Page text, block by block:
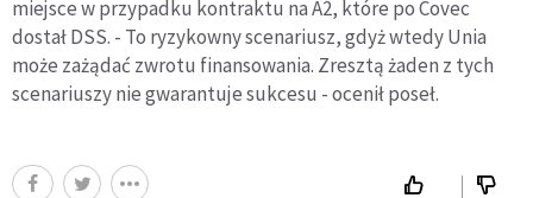
miejsce w przypadku kontraktu na A2, które po Covec
dostał DSS. - To ryzykowny scenariusz, gdyż wtedy Unia
może zażądać zwrotu finansowania. Zresztą żaden z tych
scenariuszy nie gwarantuje sukcesu - ocenił poseł.